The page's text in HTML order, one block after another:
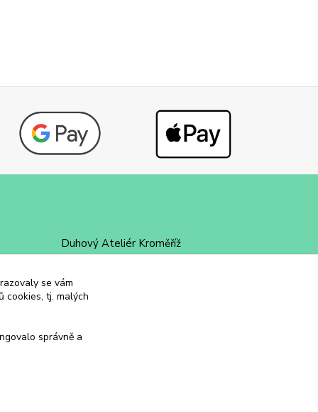
Duhový Ateliér Kroměříž
+420 734 258 002
se vám
cookies, tj. malých
správně a